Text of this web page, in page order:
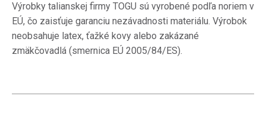
Výrobky talianskej firmy TOGU sú vyrobené podľa noriem v
EÚ, čo zaisťuje garanciu nezávadnosti materiálu. Výrobok
neobsahuje latex, ťažké kovy alebo zakázané
zmäkčovadlá (smernica EÚ 2005/84/ES).